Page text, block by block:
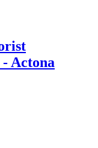
Actona